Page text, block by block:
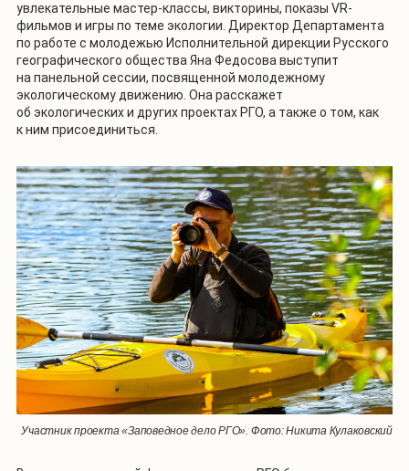
увлекательные мастер-классы, викторины, показы VR-
фильмов и игры по теме экологии. Директор Департамента
по работе с молодежью Исполнительной дирекции Русского
географического общества Яна Федосова выступит
на панельной сессии, посвященной молодежному
экологическому движению. Она расскажет
об экологических и других проектах РГО, а также о том, как
к ним присоединиться.
Участник проекта «Заповедное дело РГО». Фото: Никита Кулаковский